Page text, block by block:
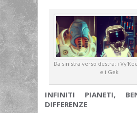
Da sinistra verso destra: i
e i Gek
INFINITI PIANETI,
DIFFERENZE